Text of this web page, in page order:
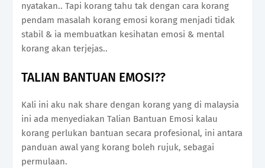
nyatakan.. Tapi korang tahu tak dengan cara korang
pendam masalah korang emosi korang menjadi tidak
stabil & ia membuatkan kesihatan emosi & mental
korang akan terjejas..
TALIAN BANTUAN EMOSI??
Kali ini aku nak share dengan korang yang di malaysia
ini ada menyediakan Talian Bantuan Emosi kalau
korang perlukan bantuan secara profesional, ini antara
panduan awal yang korang boleh rujuk, sebagai
permulaan.